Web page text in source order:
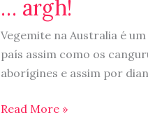
… argh!
Vegemite na Australia é um
país assim como os
aborígines e assim por
Australia
…
argh!
Read More »